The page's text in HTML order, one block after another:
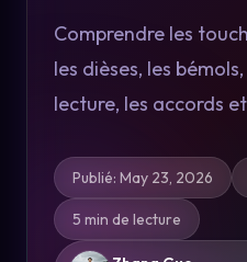
Comprendre les
les dièses, les
lecture, les accords
Publié: May 23, 2026
5 min de lecture